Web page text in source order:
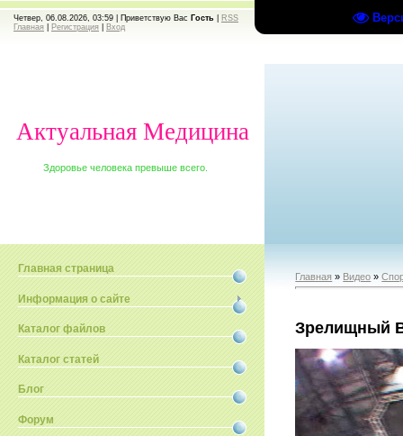
Четвер, 06.08.2026, 03:59 | Приветствую Вас Гость
RSS
Главная
Регистрация Вход
Актуальная Медицина
Здоровье человека превыше всего.
Главная страница
Информация о сайте
Каталог файлов
Каталог статей
Блог
Форум
Главная » Видео »
Зрелищный